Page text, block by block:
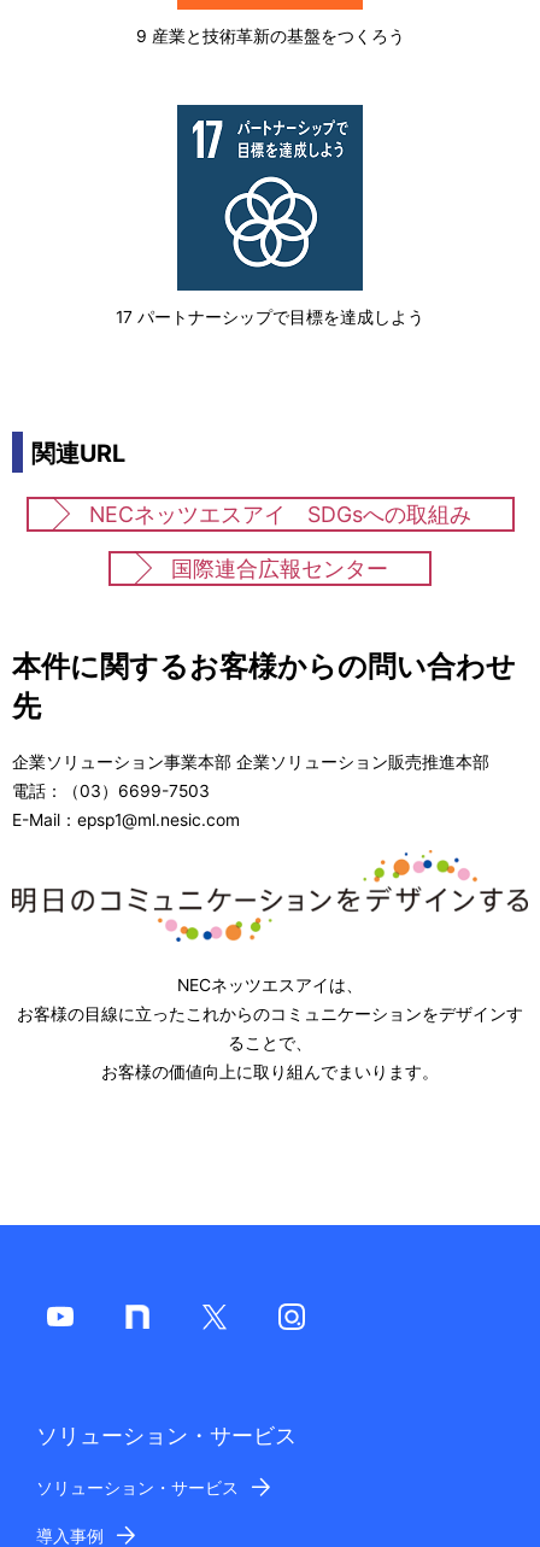
9 産業と技術革新の基盤をつくろう
17 パートナーシップで目標を達成しよう
関連URL
NECネッツエスアイ SDGsへの取組み
国際連合広報センター
本件に関するお客様からの問い合わせ
先
企業ソリューション事業本部 企業ソリューション販売推進本部
電話：（03）6699-7503
E-Mail：epsp1@ml.nesic.com
NECネッツエスアイは、
お客様の目線に立ったこれからのコミュニケーションをデザインす
ることで、
お客様の価値向上に取り組んでまいります。
ソリューション・サービス
ソリューション・サービス
導入事例